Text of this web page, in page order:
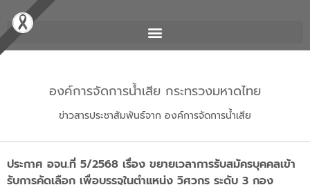
องค์การจัดการน้ำเสีย กระทรวงมหาดไทย
ข่าวสารประชาสัมพันธ์จาก องค์การจัดการน้ำเสีย
ประกาศ อจน.ที่ 5/2568 เรื่อง ขยายเวลาการรับสมัครบุคคลเข้า
รับการคัดเลือก เพื่อบรรจุในตำแหน่ง วิศวกร ระดับ 3 กอง